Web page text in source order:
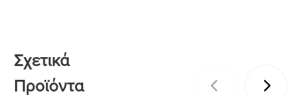
Σχετικά
Προϊόντα